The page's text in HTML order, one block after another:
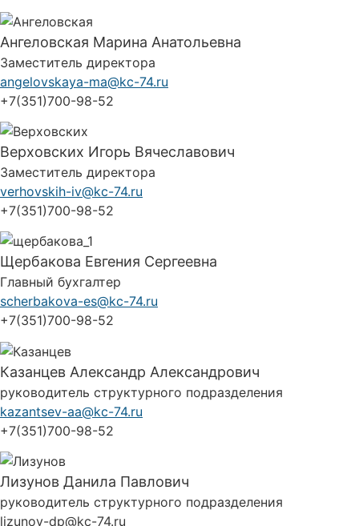
Ангеловская Марина Анатольевна
Заместитель директора
angelovskaya-ma@kc-74.ru
+7(351)700-98-52
Верховских Игорь Вячеславович
Заместитель директора
verhovskih-iv@kc-74.ru
+7(351)700-98-52
Щербакова Евгения Сергеевна
Главный бухгалтер
scherbakova-es@kc-74.ru
+7(351)700-98-52
Казанцев Александр Александрович
руководитель структурного подразделения
kazantsev-aa@kc-74.ru
+7(351)700-98-52
Лизунов Данила Павлович
руководитель структурного подразделения
lizunov-dp@kc-74.ru